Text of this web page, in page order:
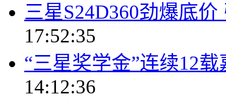
三星S24D360劲爆底
17:52:35
“三星奖学金”连续12
14:12:36